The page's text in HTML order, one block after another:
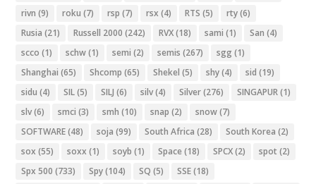
rivn (9) roku (7) rsp (7) rsx (4) RTS (5) rty(6)
Rusia (21) Russell 2000 (242) RVX(18) sami (1) San (4)
scco (1) schw(1) semi (2) semis (267) sgg (1)
Shanghai (65) Shcomp (65) Shekel (5) shy(4) sid (19)
sidu (4) SIL(5) SILJ (6) silv(4) Silver(276) SINGAPUR(1)
slv(6) smci (3) smh (10) snap (2) snow(7)
SOFTWARE(48) soja (99) South Africa (28) South Korea (2)
sox (55) soxx (1) soyb (1) Space (18) SPCX(2) spot (2)
Spx 500 (733) Spy(104) SQ (5) SSE(18)